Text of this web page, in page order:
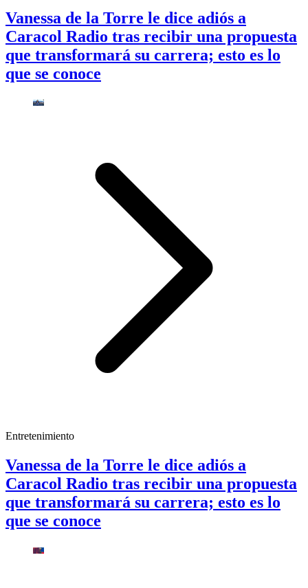
Vanessa de la Torre le dice adiós a
Caracol Radio tras recibir una propuesta
que transformará su carrera; esto es lo
que se conoce
Entretenimiento
Vanessa de la Torre le dice adiós a
Caracol Radio tras recibir una propuesta
que transformará su carrera; esto es lo
que se conoce